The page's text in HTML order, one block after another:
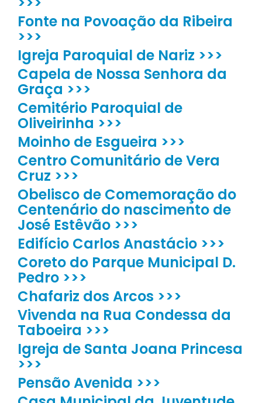
Fonte na Povoação da Ribeira
>>>
Igreja Paroquial de Nariz >>>
Capela de Nossa Senhora da
Graça >>>
Cemitério Paroquial de
Oliveirinha >>>
Moinho de Esgueira >>>
Centro Comunitário de Vera
Cruz >>>
Obelisco de Comemoração do
Centenário do nascimento de
José Estêvão >>>
Edifício Carlos Anastácio >>>
Coreto do Parque Municipal D.
Pedro >>>
Chafariz dos Arcos >>>
Vivenda na Rua Condessa da
Taboeira >>>
Igreja de Santa Joana Princesa
>>>
Pensão Avenida >>>